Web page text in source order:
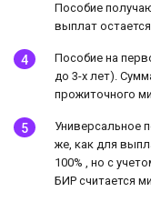
Пособие
выплат
Пособие на
до 3-х лет).
прожиточного
Универсальное
же, как для
100% , но с
БИР считается